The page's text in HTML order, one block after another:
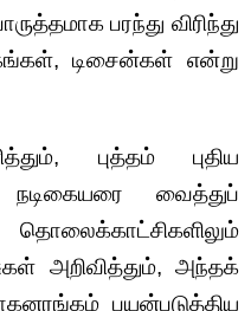
பரந்து விரிந்து
டிசைன்கள் என்று
புத்தம் புதிய
வைத்துப்
அறிவித்தும், அந்தக்
பயன்படுத்திய